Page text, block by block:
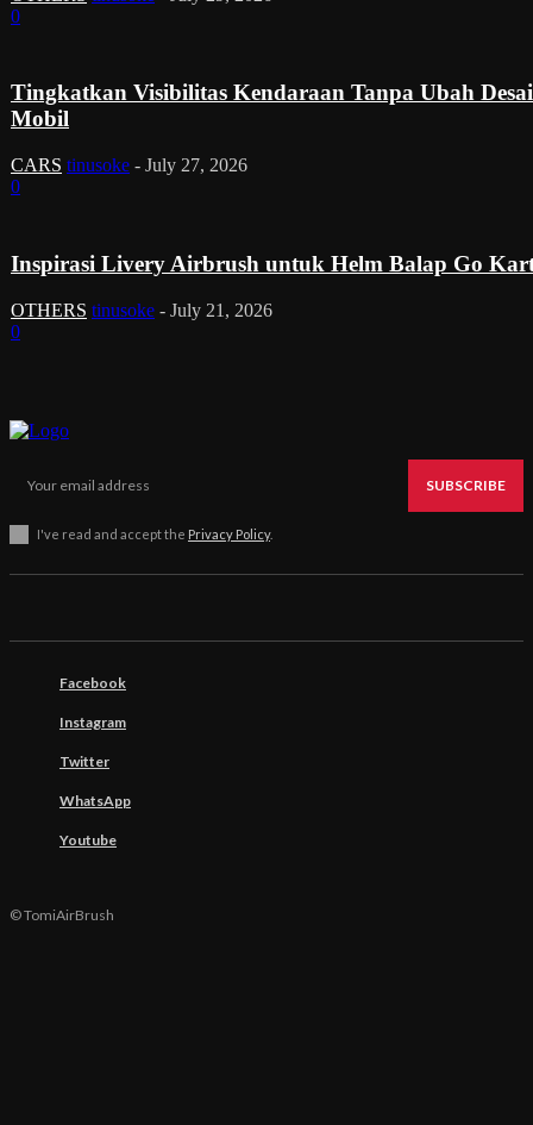
0
Tingkatkan Visibilitas Kendaraan Tanpa Ubah
Mobil
CARS tinusoke - July 27, 2026
0
Inspirasi Livery Airbrush untuk Helm Balap Go
OTHERS tinusoke - July 21, 2026
0
SUBSCRIBE
I've read and accept the Privacy Policy.
Facebook
Instagram
Twitter
WhatsApp
Youtube
© TomiAirBrush